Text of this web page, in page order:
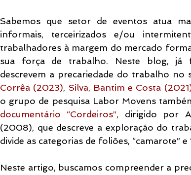
Sabemos que setor de eventos atua
informais, terceirizados e/ou
trabalhadores à margem do mercado
sua força de trabalho. Neste blog, já
descrevem a precariedade do trabalho no
Corrêa (2023), Silva, Bantim e Costa
o grupo de pesquisa Labor Movens
documentário “Cordeiros”, dirigido por
(2008), que descreve a exploração do
divide as categorias de foliões, “camarote”
Neste artigo, buscamos compreender a